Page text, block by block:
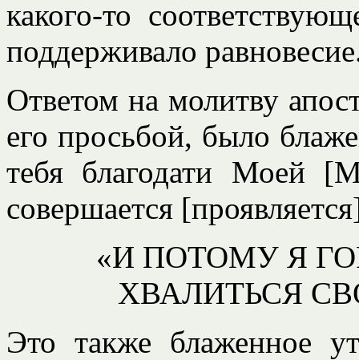
какого-то
поддерживало
Ответом на молитву
его просьбой, было
тебя благодати Моей
совершается
«И ПОТОМУ Я
ХВАЛИТЬСЯ
Это также блаженное